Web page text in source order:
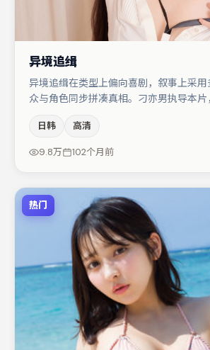
异境追缉
异境追缉在类型上偏向喜剧，叙事上采
众与角色同步拼凑真相。刁亦男执导本片
刘的对手戏构成全片情感锚点，易烊千玺
谜题层层揭开。若你偏爱强类型与清晰主
日韩 高清
9.8万 102个月前
热门